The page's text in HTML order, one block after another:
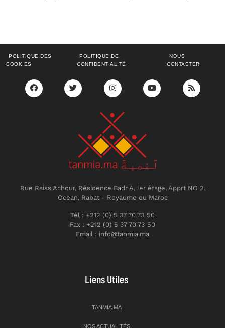
POLITIQUE DES
COOKIES
POLITIQUE DE
CONFIDENTIALITÉ
NOUS
CONTACTER
Rue Raiss Achour, Résidence Badr A, ler étage, Apprt NO 2,
Ocean, Rabat - Royaume du Maroc
Tél : +212 (0) 5 37 70 73 50
Fax : +212 (0) 5 37 70 73 50
Email : info@tanmia.ma
Liens Utiles
TANMIA.MA
NOS ACTUALITÉS